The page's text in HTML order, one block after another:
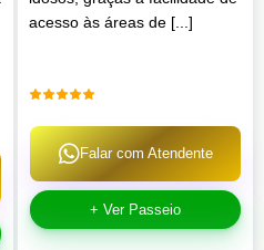
acesso às áreas de [...]
Falar com Atendente
+ Ver Passeio